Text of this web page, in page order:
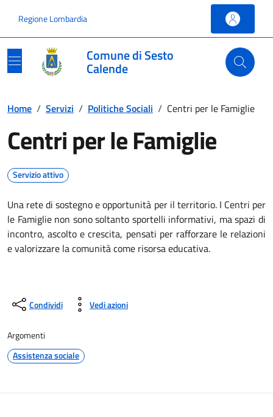
Regione Lombardia
Comune di Sesto
Calende
Home / Servizi / Politiche Sociali / Centri per le Famiglie
Centri per le Famiglie
Servizio attivo
Una rete di sostegno e opportunità per il territorio. I Centri per
le Famiglie non sono soltanto sportelli informativi, ma spazi di
incontro, ascolto e crescita, pensati per rafforzare le relazioni
e valorizzare la comunità come risorsa educativa.
Condividi Vedi azioni
Argomenti
Assistenza sociale